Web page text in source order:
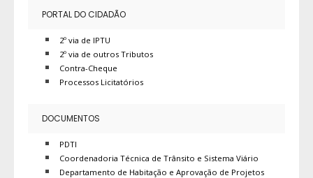
PORTAL DO CIDADÃO
2º via de IPTU
2º via de outros Tributos
Contra-Cheque
Processos Licitatórios
DOCUMENTOS
PDTI
Coordenadoria Técnica de Trânsito e Sistema Viário
Departamento de Habitação e Aprovação de Projetos